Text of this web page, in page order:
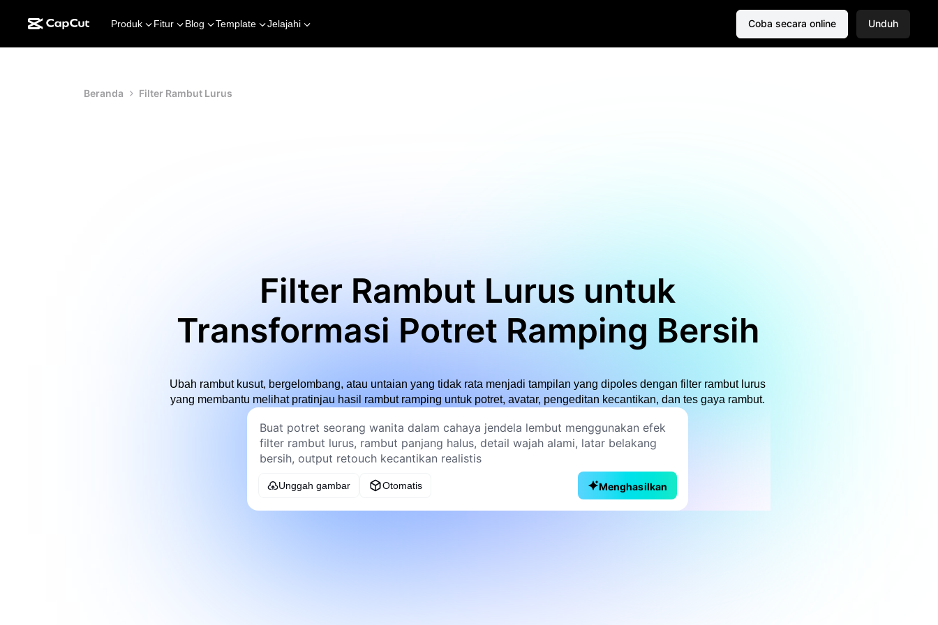
Produk Fitur Blog Template Jelajahi Coba secara online Unduh
Beranda Filter Rambut Lurus
Filter Rambut Lurus untuk
Transformasi Potret Ramping Bersih
Ubah rambut kusut, bergelombang, atau untaian yang tidak rata menjadi tampilan yang dipoles dengan filter rambut lurus
yang membantu melihat pratinjau hasil rambut ramping untuk potret, avatar, pengeditan kecantikan, dan tes gaya rambut.
Unggah gambar Otomatis Menghasilkan